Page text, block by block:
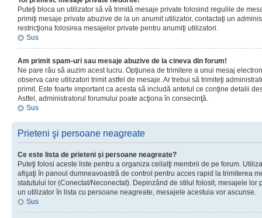
Puteţi bloca un utilizator să vă trimită mesaje private folosind regulile de
primiţi mesaje private abuzive de la un anumit utilizator, contactaţi un
restricţiona folosirea mesajelor private pentru anumiţi utilizatori.
Sus
Am primit spam-uri sau mesaje abuzive de la cineva din forum!
Ne pare rău să auzim acest lucru. Opţiunea de trimitere a unui mesaj
observa care utilizatori trimit astfel de mesaje. Ar trebui să trimiteţi
primit. Este foarte important ca acesta să includă antetul ce conţine detalii
Astfel, administratorul forumului poate acţiona în consecinţă.
Sus
Prieteni şi persoane neagreate
Ce este lista de prieteni şi persoane neagreate?
Puteţi folosi aceste liste pentru a organiza ceilalţi membrii de pe forum.
afişaţi în panoul dumneavoastră de control pentru acces rapid la trimiterea
statutului lor (Conectat/Neconectat). Depinzând de stilul folosit, mesajele lor
un utilizator în lista cu persoane neagreate, mesajele acestuia vor ascunse.
Sus